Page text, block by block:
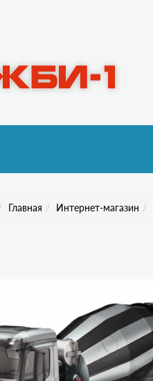
Главная Интернет-магазин